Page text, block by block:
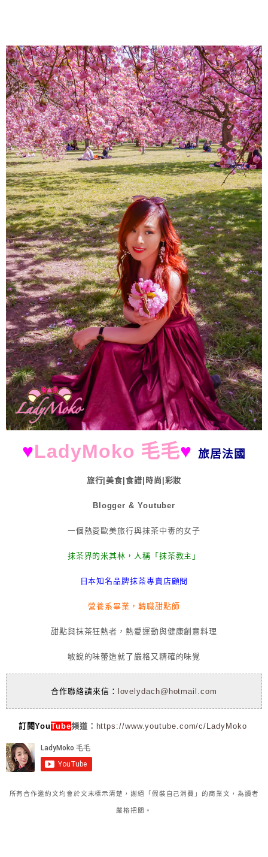
About
♥LadyMoko 毛毛♥ 旅居法國
旅行|美食|食譜|時尚|彩妝
Blogger & Youtuber
一個熱愛歐美旅行與抹茶中毒的女子
抹茶界的米其林，人稱「抹茶教主」
日本知名品牌抹茶專賣店顧問
營養系畢業，轉職甜點師
甜點與抹茶狂熱者，熱愛運動與健康創意料理
敏銳的味蕾造就了嚴格又精確的味覺
合作聯絡請來信： lovelydach@hotmail.com
訂閱YouTube頻道： https://www.youtube.com/c/LadyMoko
所有合作邀約文均會於文末標示清楚，謝絕「假裝自己消費」的商業文，為讀者
嚴格把關。